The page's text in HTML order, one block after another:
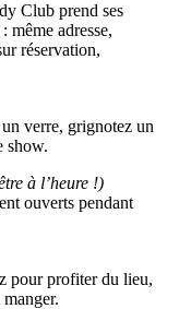
Club prend ses
même adresse,
réservation,
verre, grignotez un
show.
à l’heure !)
ouverts pendant
pour profiter du lieu,